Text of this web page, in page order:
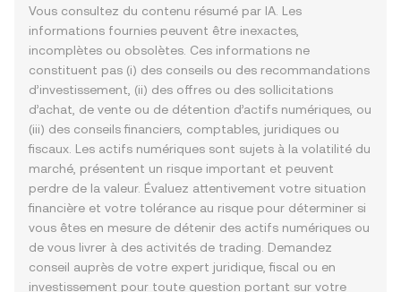
Vous consultez du contenu résumé par IA. Les
informations fournies peuvent être inexactes,
incomplètes ou obsolètes. Ces informations ne
constituent pas (i) des conseils ou des recommandations
d’investissement, (ii) des offres ou des sollicitations
d’achat, de vente ou de détention d’actifs numériques, ou
(iii) des conseils financiers, comptables, juridiques ou
fiscaux. Les actifs numériques sont sujets à la volatilité du
marché, présentent un risque important et peuvent
perdre de la valeur. Évaluez attentivement votre situation
financière et votre tolérance au risque pour déterminer si
vous êtes en mesure de détenir des actifs numériques ou
de vous livrer à des activités de trading. Demandez
conseil auprès de votre expert juridique, fiscal ou en
investissement pour toute question portant sur votre